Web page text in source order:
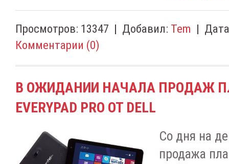
Просмотров: 13347 | Добавил: Tem |
Комментарии (0)
В ОЖИДАНИИ НАЧАЛА ПРОДАЖ
EVERYPAD PRO ОТ DELL
Со дня на
продажа